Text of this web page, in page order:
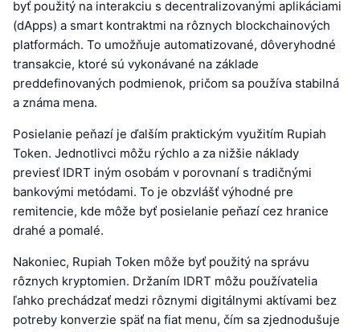
byť použitý na interakciu s decentralizovanými aplikáciami
(dApps) a smart kontraktmi na rôznych blockchainových
platformách. To umožňuje automatizované, dôveryhodné
transakcie, ktoré sú vykonávané na základe
preddefinovaných podmienok, pričom sa používa stabilná
a známa mena.
Posielanie peňazí je ďalším praktickým využitím Rupiah
Token. Jednotlivci môžu rýchlo a za nižšie náklady
previesť IDRT iným osobám v porovnaní s tradičnými
bankovými metódami. To je obzvlášť výhodné pre
remitencie, kde môže byť posielanie peňazí cez hranice
drahé a pomalé.
Nakoniec, Rupiah Token môže byť použitý na správu
rôznych kryptomien. Držaním IDRT môžu používatelia
ľahko prechádzať medzi rôznymi digitálnymi aktívami bez
potreby konverzie späť na fiat menu, čím sa zjednodušuje